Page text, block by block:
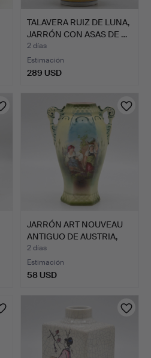
TALAVERA RUIZ DE LUNA,
JARRÓN CON ASAS DE …
2 días
Estimación
289 USD
JARRÓN ART NOUVEAU
ANTIGUO DE AUSTRIA,
POR…
2 días
Estimación
58 USD